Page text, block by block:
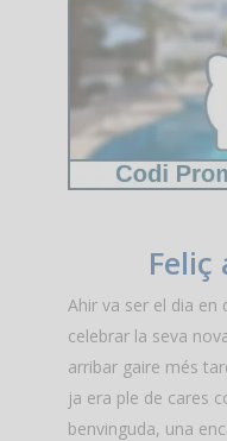
Feliç
Ahir va ser el dia en
celebrar la seva
arribar gaire més
ja era ple de cares
benvinguda, una